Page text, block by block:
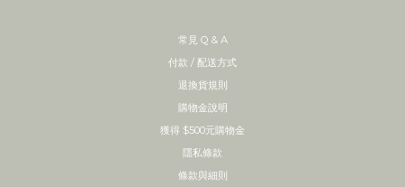
常見 Q & A
付款 / 配送方式
退換貨規則
購物金說明
獲得 $500元購物金
隱私條款
條款與細則